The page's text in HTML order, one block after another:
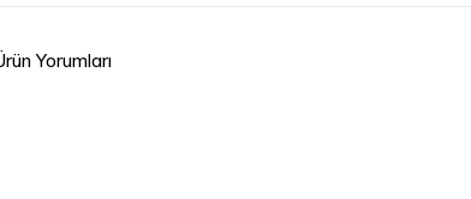
Yorumları